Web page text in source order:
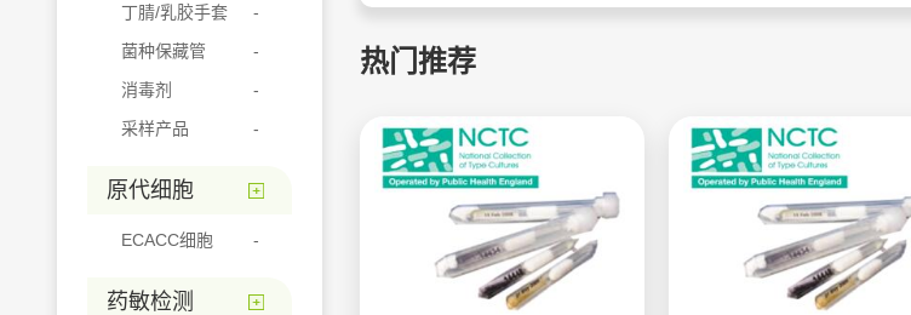
丁腈/乳胶手套
菌种保藏管
消毒剂
采样产品
原代细胞
ECACC细胞
药敏检测
热门推荐